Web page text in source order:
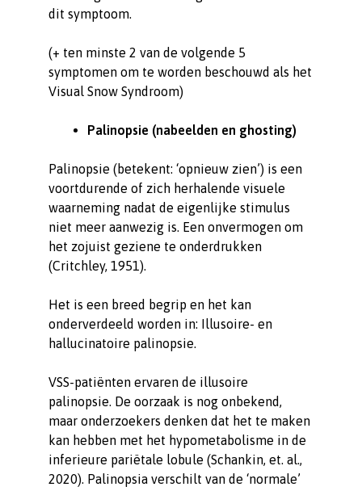
dit symptoom.
(+ ten minste 2 van de volgende 5
symptomen om te worden beschouwd als het
Visual Snow Syndroom)
Palinopsie (nabeelden en ghosting)
Palinopsie (betekent: ‘opnieuw zien’) is een
voortdurende of zich herhalende visuele
waarneming nadat de eigenlijke stimulus
niet meer aanwezig is. Een onvermogen om
het zojuist geziene te onderdrukken
(Critchley, 1951).
Het is een breed begrip en het kan
onderverdeeld worden in: Illusoire- en
hallucinatoire palinopsie.
VSS-patiënten ervaren de illusoire
palinopsie. De oorzaak is nog onbekend,
maar onderzoekers denken dat het te maken
kan hebben met het hypometabolisme in de
inferieure pariëtale lobule (Schankin, et. al.,
2020). Palinopsia verschilt van de ‘normale’